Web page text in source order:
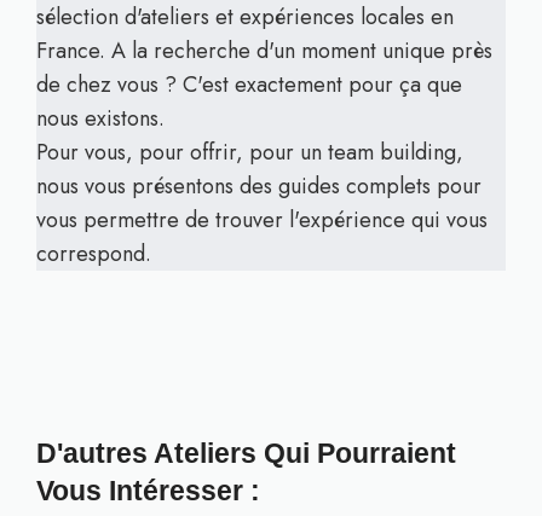
sélection d'ateliers et expériences locales en
France. A la recherche d'un moment unique près
de chez vous ? C'est exactement pour ça que
nous existons.
Pour vous, pour offrir, pour un team building,
nous vous présentons des guides complets pour
vous permettre de trouver l'expérience qui vous
correspond.
D'autres Ateliers Qui Pourraient
Vous Intéresser :